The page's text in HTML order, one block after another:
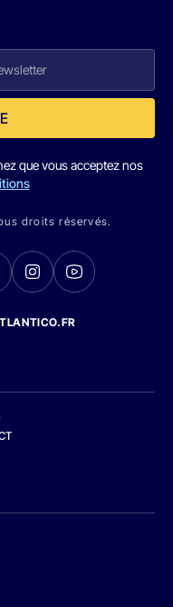
que vous acceptez nos
droits réservés.